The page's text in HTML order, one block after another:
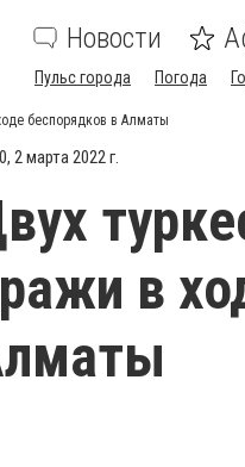
Новости
Пульс города Погода
беспорядков в Алматы
2 марта 2022 г.
в